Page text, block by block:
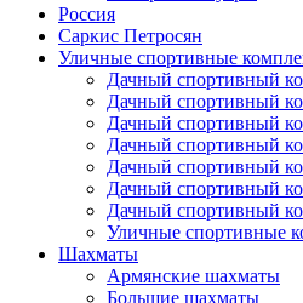
Россия
Саркис Петросян
Уличные спортивные
Дачный спортивный
Дачный спортивный
Дачный спортивный
Дачный спортивный
Дачный спортивный
Дачный спортивный
Дачный спортивный
Уличные спортивные
Шахматы
Армянские шахматы
Большие шахматы